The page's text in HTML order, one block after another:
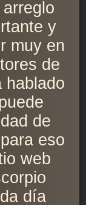
arreglo
y
muy en
de
hablado
de
eso
web
día